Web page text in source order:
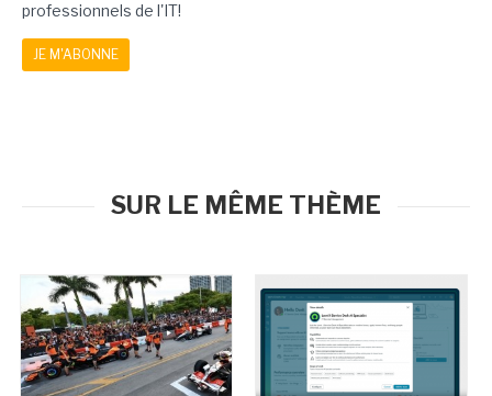
professionnels de l'IT!
JE M'ABONNE
SUR LE MÊME THÈME